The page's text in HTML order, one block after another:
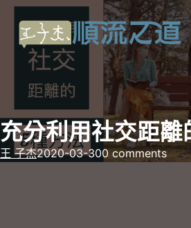
充分利用社交距
王 子杰2020-03-300 comments